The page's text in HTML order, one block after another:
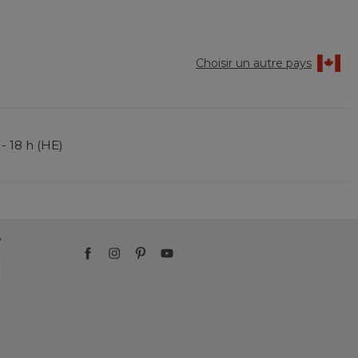
Choisir un autre pays
18 h (HE)